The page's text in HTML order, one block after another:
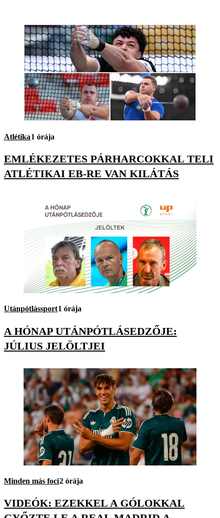
Atlétika1 órája
EMLÉKEZETES PÁRHARCOKKAL TELI
ATLÉTIKAI EB-RE VAN KILÁTÁS
Utánpótlássport1 órája
A HÓNAP UTÁNPÓTLÁSEDZŐJE:
JÚLIUS JELÖLTJEI
Minden más foci2 órája
VIDEÓK: EZEKKEL A GÓLOKKAL